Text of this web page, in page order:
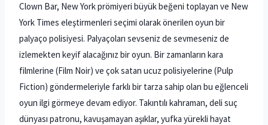
Clown Bar, New York prömiyeri büyük beğeni toplayan ve New
York Times eleştirmenleri seçimi olarak önerilen oyun bir
palyaço polisiyesi. Palyaçoları sevseniz de sevmeseniz de
izlemekten keyif alacağınız bir oyun. Bir zamanların kara
filmlerine (Film Noir) ve çok satan ucuz polisiyelerine (Pulp
Fiction) göndermeleriyle farklı bir tarza sahip olan bu eğlenceli
oyun ilgi görmeye devam ediyor. Takıntılı kahraman, deli suç
dünyası patronu, kavuşamayan aşıklar, yufka yürekli hayat